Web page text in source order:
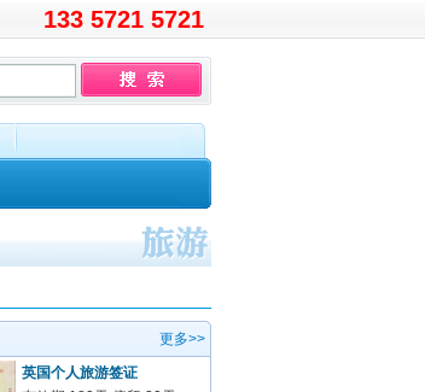
133 5721 5721
更多>>
英国个人旅游签证